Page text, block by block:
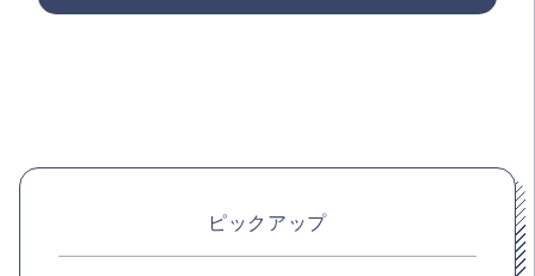
ピックアップ